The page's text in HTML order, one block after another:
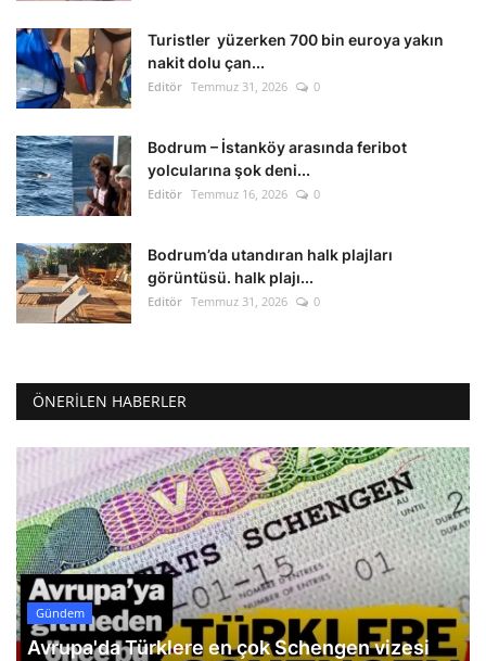
Turistler yüzerken 700 bin euroya yakın
nakit dolu çan...
Editör Temmuz 31, 2026 0
Bodrum – İstanköy arasında feribot
yolcularına şok deni...
Editör Temmuz 16, 2026 0
Bodrum’da utandıran halk plajları
görüntüsü. halk plajı...
Editör Temmuz 31, 2026 0
ÖNERILEN HABERLER
Gündem
Avrupa'da Türklere en çok Schengen vizesi